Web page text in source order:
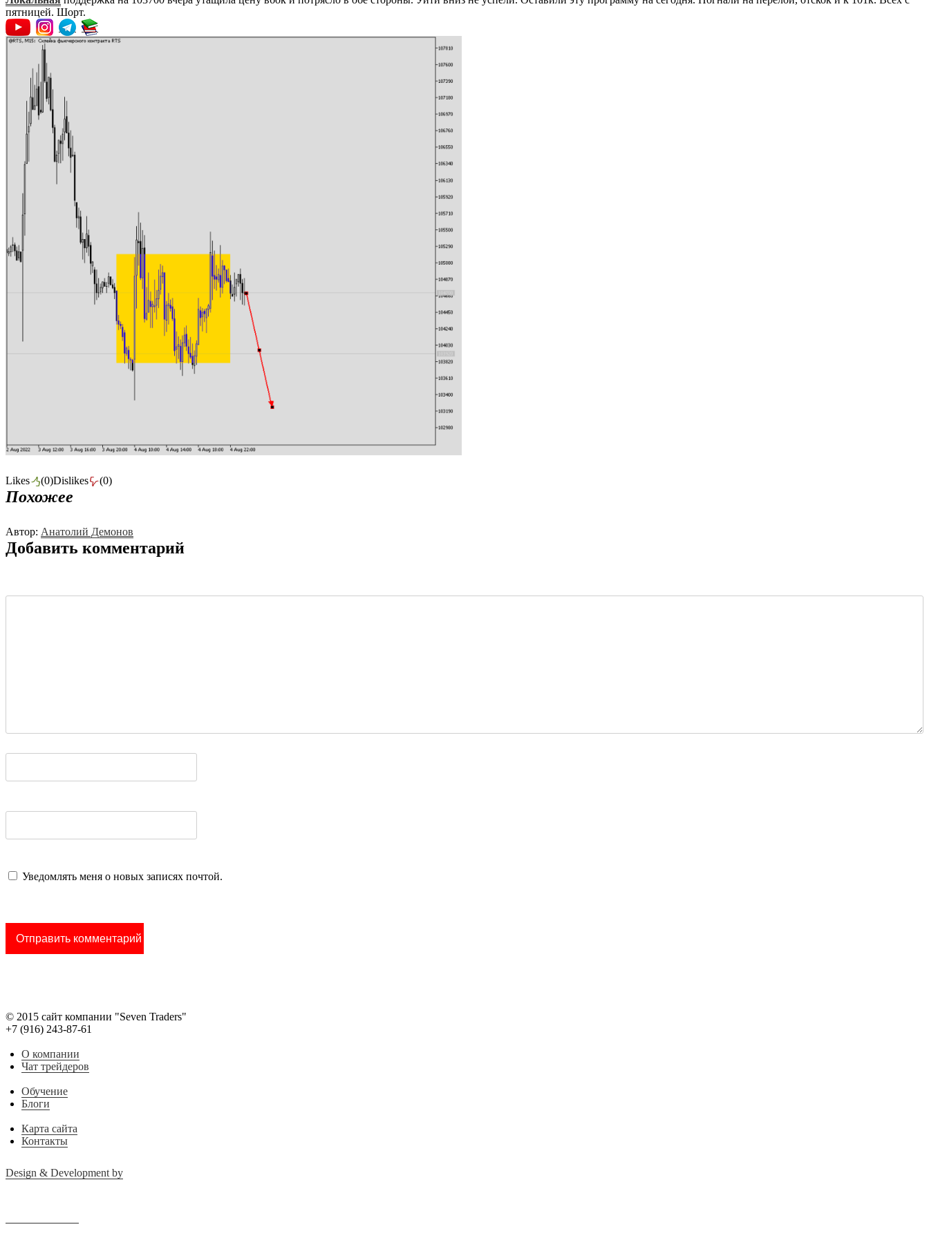
пятницей. Шорт.
Likes (0)Dislikes (0)
Похожее
Автор: Анатолий Демонов
Добавить комментарий
Уведомлять меня о новых записях почтой.
© 2015 сайт компании "Seven Traders"
+7 (916) 243-87-61
О компании
Чат трейдеров
Обучение
Блоги
Карта сайта
Контакты
Design & Development by